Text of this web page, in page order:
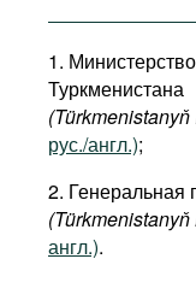
1.
Туркменистана
рус./англ.);
2. Генеральная
англ.).